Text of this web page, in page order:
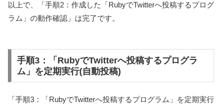
以上で、「手順2：作成した「RubyでTwitterへ投稿するプログ
ラム」の動作確認」は完了です。
手順3：「RubyでTwitterへ投稿するプログラ
ム」を定期実行(自動投稿)
「手順3：「RubyでTwitterへ投稿するプログラム」を定期実行